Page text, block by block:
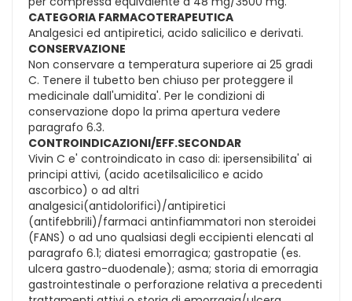
CATEGORIA FARMACOTERAPEUTICA
Analgesici ed antipiretici, acido salicilico e derivati.
CONSERVAZIONE
Non conservare a temperatura superiore ai 25 gradi
C. Tenere il tubetto ben chiuso per proteggere il
medicinale dall'umidita'. Per le condizioni di
conservazione dopo la prima apertura vedere
paragrafo 6.3.
CONTROINDICAZIONI/EFF.SECONDAR
Vivin C e' controindicato in caso di: ipersensibilita' ai
principi attivi, (acido acetilsalicilico e acido
ascorbico) o ad altri
analgesici(antidolorifici)/antipiretici
(antifebbrili)/farmaci antinfiammatori non steroidei
(FANS) o ad uno qualsiasi degli eccipienti elencati al
paragrafo 6.1; diatesi emorragica; gastropatie (es.
ulcera gastro-duodenale); asma; storia di emorragia
gastrointestinale o perforazione relativa a precedenti